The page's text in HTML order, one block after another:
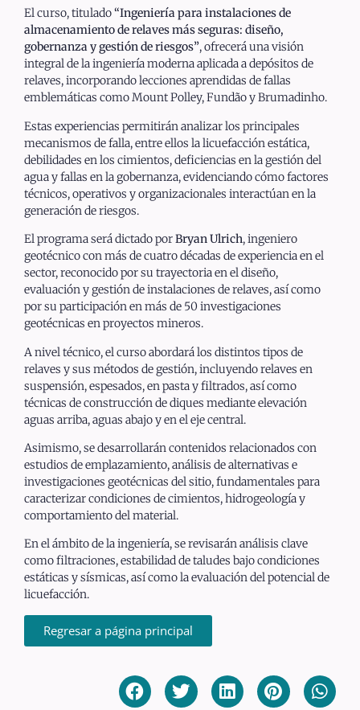
El curso, titulado“Ingeniería para instalaciones de
almacenamiento de relaves más seguras: diseño,
gobernanza y gestión de riesgos”, ofrecerá una visión
integral de la ingeniería moderna aplicada a depósitos de
relaves, incorporando lecciones aprendidas de fallas
emblemáticas como Mount Polley, Fundão y Brumadinho.
Estas experiencias permitirán analizar los principales
mecanismos de falla, entre ellos la licuefacción estática,
debilidades en los cimientos, deficiencias en la gestión del
agua y fallas en la gobernanza, evidenciando cómo factores
técnicos, operativos y organizacionales interactúan en la
generación de riesgos.
El programa será dictado porBryan Ulrich, ingeniero
geotécnico con más de cuatro décadas de experiencia en el
sector, reconocido por su trayectoria en el diseño,
evaluación y gestión de instalaciones de relaves, así como
por su participación en más de 50 investigaciones
geotécnicas en proyectos mineros.
A nivel técnico, el curso abordará los distintos tipos de
relaves y sus métodos de gestión, incluyendo relaves en
suspensión, espesados, en pasta y filtrados, así como
técnicas de construcción de diques mediante elevación
aguas arriba, aguas abajo y en el eje central.
Asimismo, se desarrollarán contenidos relacionados con
estudios de emplazamiento, análisis de alternativas e
investigaciones geotécnicas del sitio, fundamentales para
caracterizar condiciones de cimientos, hidrogeología y
comportamiento del material.
En el ámbito de la ingeniería, se revisarán análisis clave
como filtraciones, estabilidad de taludes bajo condiciones
estáticas y sísmicas, así como la evaluación del potencial de
licuefacción.
Regresar a página principal